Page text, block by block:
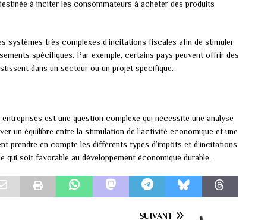
à inciter les consommateurs à acheter des produits
systèmes très complexes d’incitations fiscales afin de stimuler
spécifiques. Par exemple, certains pays peuvent offrir des
dans un secteur ou un projet spécifique.
est une question complexe qui nécessite une analyse
un équilibre entre la stimulation de l’activité économique et une
prendre en compte les différents types d’impôts et d’incitations
soit favorable au développement économique durable.
SUIVANT